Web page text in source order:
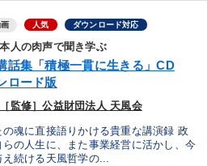
人気 ダウンロード対応
人の肉声で聞き学ぶ
話集「積極一貫に生きる」CD
ロード版
［監修］公益財団法人 天風会
魂に直接語りかける貴重な講演録 政
の人生に、また事業経営に活かし、今
続ける天風哲学の...